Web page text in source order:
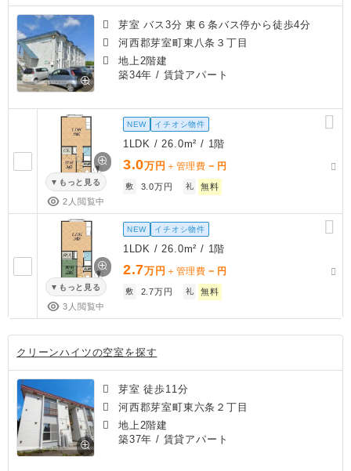
芽室 バス3分 東６条バス停から徒歩4分
河西郡芽室町東八条３丁目
地上2階建
築34年 / 賃貸アパート
もっと見る
2人閲覧中
NEW イチオシ物件
1LDK / 26.0m² / 1階
3.0万円 ＋管理費 － 円
敷 3.0万円 礼 無料
もっと見る
3人閲覧中
NEW イチオシ物件
1LDK / 26.0m² / 1階
2.7万円 ＋管理費 － 円
敷 2.7万円 礼 無料
クリーンハイツの空室を探す
芽室 徒歩11分
河西郡芽室町東六条２丁目
地上2階建
築37年 / 賃貸アパート